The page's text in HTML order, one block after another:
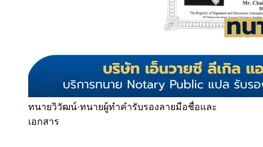
ทนายวิวัฒน์·ทนายผู้ทำคำรับรองลายมือชื่อและ
เอกสาร